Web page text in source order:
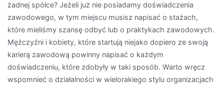
żadnej spółce? Jeżeli już nie posiadamy doświadczenia
zawodowego, w tym miejscu musisz napisać o stażach,
które mieliśmy szansę odbyć lub o praktykach zawodowych.
Mężczyźni i kobiety, które startują niejako dopiero ze swoją
karierą zawodową powinny napisać o każdym
doświadczeniu, które zdobyły w taki sposób. Warto wręcz
wspomnieć o działalności w wielorakiego stylu organizacjach